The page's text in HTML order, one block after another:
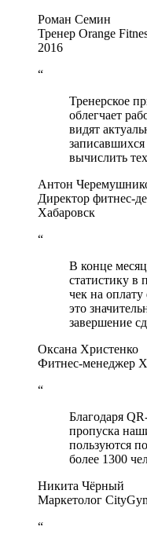
Роман Семин
Тренер Orange
2016
“
Тренерское
облегчает
видят
вычислить
Антон
Директор фитнес-
Хабаровск
“
В конце
статистику в
чек на
это
завершение
Оксана Христенко
Фитнес-менеджер
“
Благодаря
пропуска
пользуются
более 1300
Никита Чёрный
Маркетолог
“